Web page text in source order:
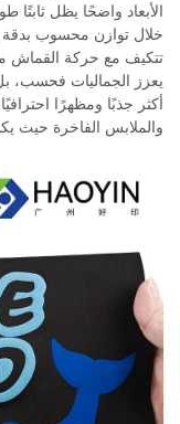
الأبعاد واضحًا يظل ثابتًا
خلال توازن محسوب بدقة
تتكيف مع حركة القماش
يعزز الجماليات فحسب،
أكثر جذبًا ومظهرًا
والملابس الفاخرة حيث